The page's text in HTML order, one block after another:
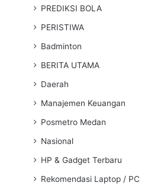
PREDIKSI BOLA
PERISTIWA
Badminton
BERITA UTAMA
Daerah
Manajemen Keuangan
Posmetro Medan
Nasional
HP & Gadget Terbaru
Rekomendasi Laptop / PC